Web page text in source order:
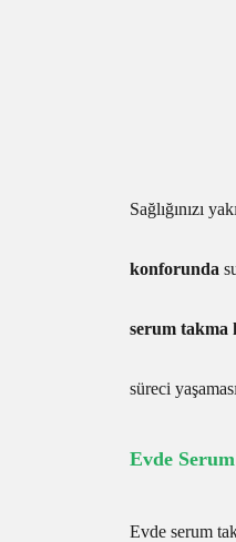
Sağlığınızı
konforunda
serum takma
süreci
Evde
Evde serum